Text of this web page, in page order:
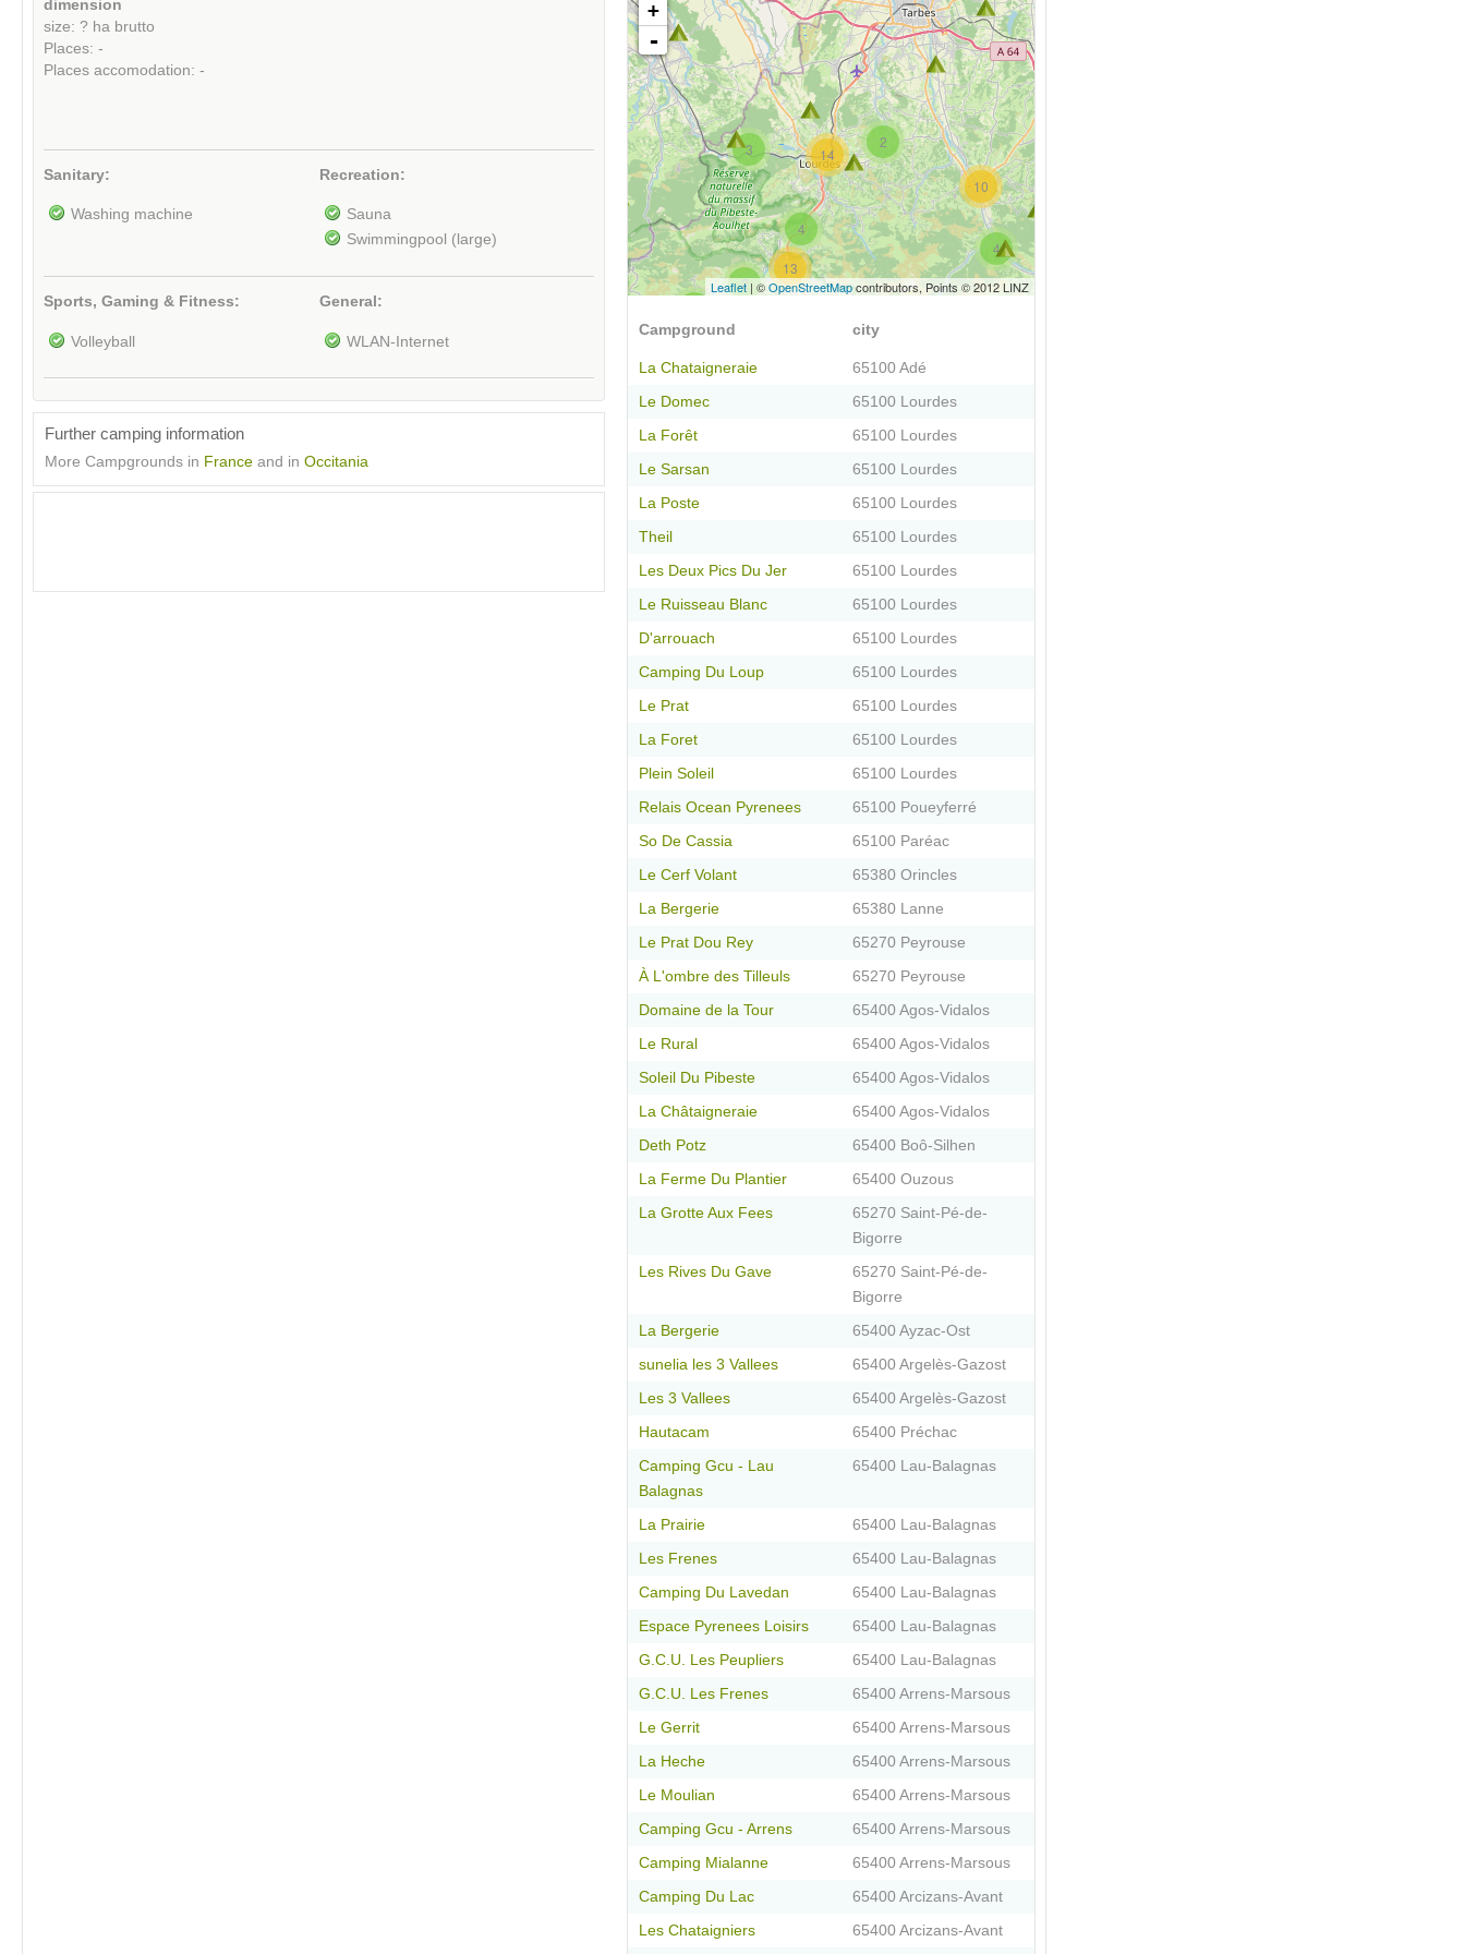
dimension
size: ? ha brutto
Places: -
Places accomodation: -
Sanitary:
Washing machine
Recreation:
Sauna
Swimmingpool (large)
Sports, Gaming & Fitness:
Volleyball
General:
WLAN-Internet
Further camping information
More Campgrounds in France and in Occitania
4
10
3 2
14
2
4
13
+
-
Leaflet | ©OpenStreetMapcontributors, Points © 2012 LINZ
Campground city
La Chataigneraie 65100 Adé
Le Domec 65100 Lourdes
La Forêt 65100 Lourdes
Le Sarsan 65100 Lourdes
La Poste 65100 Lourdes
Theil 65100 Lourdes
Les Deux Pics Du Jer 65100 Lourdes
Le Ruisseau Blanc 65100 Lourdes
D'arrouach 65100 Lourdes
Camping Du Loup 65100 Lourdes
Le Prat 65100 Lourdes
La Foret 65100 Lourdes
Plein Soleil 65100 Lourdes
Relais Ocean Pyrenees 65100 Poueyferré
So De Cassia 65100 Paréac
Le Cerf Volant 65380 Orincles
La Bergerie 65380 Lanne
Le Prat Dou Rey 65270 Peyrouse
À L'ombre des Tilleuls 65270 Peyrouse
Domaine de la Tour 65400 Agos-Vidalos
Le Rural 65400 Agos-Vidalos
Soleil Du Pibeste 65400 Agos-Vidalos
La Châtaigneraie 65400 Agos-Vidalos
Deth Potz 65400 Boô-Silhen
La Ferme Du Plantier 65400 Ouzous
La Grotte Aux Fees
65270 Saint-Pé-de-
Bigorre
Les Rives Du Gave
65270 Saint-Pé-de-
Bigorre
La Bergerie 65400 Ayzac-Ost
sunelia les 3 Vallees 65400 Argelès-Gazost
Les 3 Vallees 65400 Argelès-Gazost
Hautacam 65400 Préchac
Camping Gcu - Lau
Balagnas
65400 Lau-Balagnas
La Prairie 65400 Lau-Balagnas
Les Frenes 65400 Lau-Balagnas
Camping Du Lavedan 65400 Lau-Balagnas
Espace Pyrenees Loisirs 65400 Lau-Balagnas
G.C.U. Les Peupliers 65400 Lau-Balagnas
G.C.U. Les Frenes 65400 Arrens-Marsous
Le Gerrit 65400 Arrens-Marsous
La Heche 65400 Arrens-Marsous
Le Moulian 65400 Arrens-Marsous
Camping Gcu - Arrens 65400 Arrens-Marsous
Camping Mialanne 65400 Arrens-Marsous
Camping Du Lac 65400 Arcizans-Avant
Les Chataigniers 65400 Arcizans-Avant